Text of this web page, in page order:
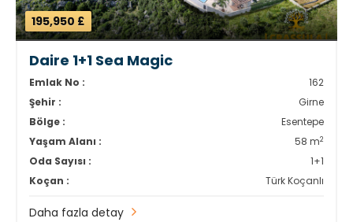
195,950 £
Daire 1+1 Sea Magic
Emlak No :
162
Şehir :
Girne
Bölge :
Esentepe
Yaşam Alanı :
58 m2
Oda Sayısı :
1+1
Koçan :
Türk Koçanlı
Daha fazla detay